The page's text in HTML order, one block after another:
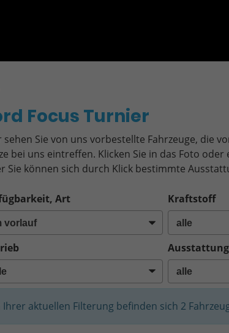
Focus Turnier
sehen Sie von uns vorbestellte Fahrzeuge, die
bei uns eintreffen. Klicken Sie in das Foto
Sie können sich durch Klick bestimmte
Art Kraftstoff
Ihrer aktuellen Filterung befinden sich 2